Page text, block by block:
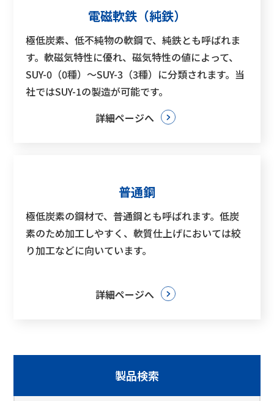
電磁軟鉄（純鉄）
極低炭素、低不純物の軟鋼で、純鉄とも呼ばれま
す。軟磁気特性に優れ、磁気特性の値によって、
SUY-0（0種）～SUY-3（3種）に分類されます。当
社ではSUY-1の製造が可能です。
詳細ページへ
普通鋼
極低炭素の鋼材で、普通鋼とも呼ばれます。低炭
素のため加工しやすく、軟質仕上げにおいては絞
り加工などに向いています。
詳細ページへ
製品検索